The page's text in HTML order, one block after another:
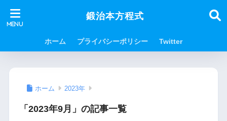
鍛治本方程式
ホーム プライバシーポリシー Twitter
ホーム 2023年
「2023年9月」の記事一覧